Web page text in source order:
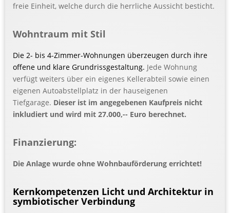
freie Einheit, welche durch die herrliche Aussicht besticht.
Wohntraum mit Stil
Die 2- bis 4-Zimmer-Wohnungen überzeugen durch ihre
offene und klare Grundrissgestaltung. Jede Wohnung
verfügt weiters über ein eigenes Kellerabteil sowie einen
eigenen Autoabstellplatz in der hauseigenen
Tiefgarage. Dieser ist im angegebenen Kaufpreis nicht
inkludiert und wird mit 27.000,-- Euro berechnet.
Finanzierung:
Die Anlage wurde ohne Wohnbauförderung errichtet!
Kernkompetenzen Licht und Architektur in
symbiotischer Verbindung